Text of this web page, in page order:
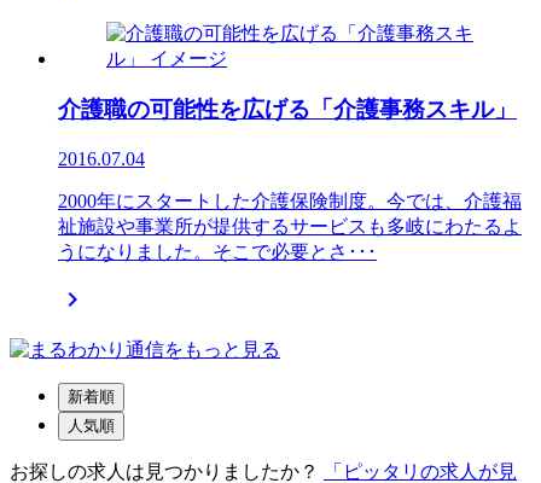
介護職の可能性を広げる「介護事務スキル」
2016.07.04
2000年にスタートした介護保険制度。今では、介護福
祉施設や事業所が提供するサービスも多岐にわたるよ
うになりました。そこで必要とさ･･･

新着順
人気順
お探しの求人は見つかりましたか？
「ピッタリの求人が見